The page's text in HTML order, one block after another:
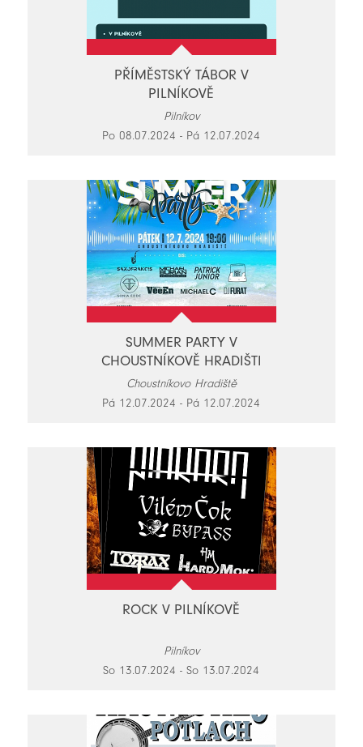
PŘÍMĚSTSKÝ TÁBOR V
PILNÍKOVĚ
Pilníkov
Po 08.07.2024 - Pá 12.07.2024
SUMMER PARTY V
CHOUSTNÍKOVĚ HRADIŠTI
Choustníkovo Hradiště
Pá 12.07.2024 - Pá 12.07.2024
ROCK V PILNÍKOVĚ
Pilníkov
So 13.07.2024 - So 13.07.2024